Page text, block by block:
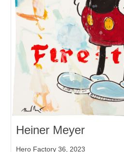
Heiner Meyer
Hero Factory 36, 2023